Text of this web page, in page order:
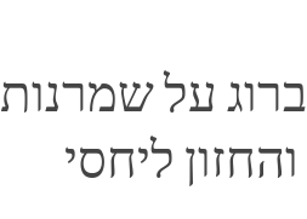
ברוג על שמרנות
ליחסי